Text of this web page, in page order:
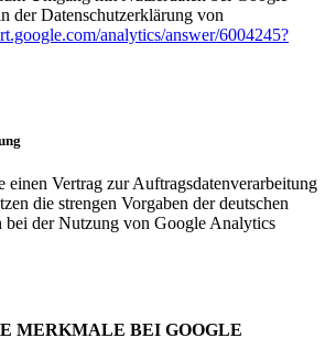
der Datenschutzerklärung von
analytics/answer/6004245?
einen Vertrag zur Auftragsdatenverarbeitung
die strengen Vorgaben der deutschen
bei der Nutzung von Google Analytics
MERKMALE BEI GOOGLE